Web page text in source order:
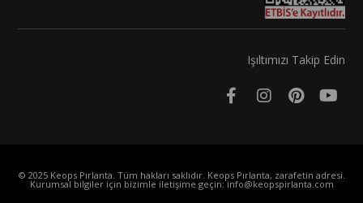
Işıltımızı Takip Edin
© 2025 Keops Pırlanta. Tüm hakları saklıdır. Keops Pırlanta, zarafetin adresi.
Kurumsal bilgiler için bizimle iletişime geçin:info@keopspirlanta.com